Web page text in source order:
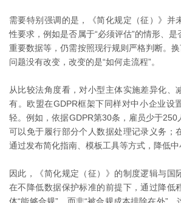
需要特别强调的是，《简化规定（征）》并
性要求，例如是否属于“必须评估”的情形、
重要数据等，仍需按照现行规则严格判断。换
问题没有改变，改变的是“如何走流程”。
从比较法角度看，对小型主体实施差异化、
有。欧盟在GDPR框架下同样对中小企业设
轻。例如，依据GDPR第30条，雇员少于250
可以免于履行部分个人数据处理记录义务；
通过发布简化指南、模板工具等方式，降低中
因此，《简化规定（征）》的制度逻辑与国
在不降低数据保护标准的前提下，通过降低